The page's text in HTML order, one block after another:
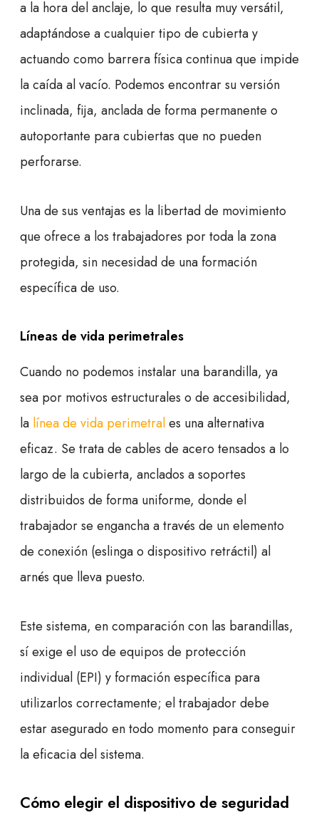
a la hora del anclaje, lo que resulta muy versátil,
adaptándose a cualquier tipo de cubierta y
actuando como barrera física continua que impide
la caída al vacío. Podemos encontrar su versión
inclinada, fija, anclada de forma permanente o
autoportante para cubiertas que no pueden
perforarse.
Una de sus ventajas es la libertad de movimiento
que ofrece a los trabajadores por toda la zona
protegida, sin necesidad de una formación
específica de uso.
Líneas de vida perimetrales
Cuando no podemos instalar una barandilla, ya
sea por motivos estructurales o de accesibilidad,
la línea de vida perimetrales una alternativa
eficaz. Se trata de cables de acero tensados a lo
largo de la cubierta, anclados a soportes
distribuidos de forma uniforme, donde el
trabajador se engancha a través de un elemento
de conexión (eslinga o dispositivo retráctil) al
arnés que lleva puesto.
Este sistema, en comparación con las barandillas,
sí exige el uso de equipos de protección
individual (EPI) y formación específica para
utilizarlos correctamente; el trabajador debe
estar asegurado en todo momento para conseguir
la eficacia del sistema.
Cómo elegir el dispositivo de seguridad